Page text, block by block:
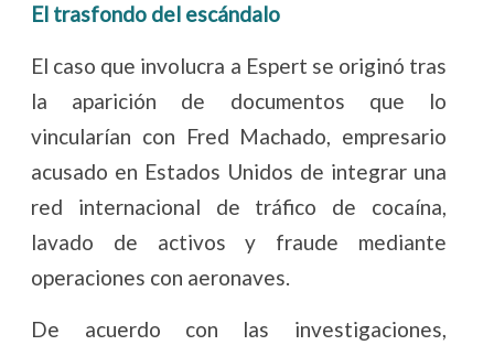
El trasfondo del escándalo
El caso que involucra a Espert se originó tras
la aparición de documentos que lo
vincularían con Fred Machado, empresario
acusado en Estados Unidos de integrar una
red internacional de tráfico de cocaína,
lavado de activos y fraude mediante
operaciones con aeronaves.
De acuerdo con las investigaciones,